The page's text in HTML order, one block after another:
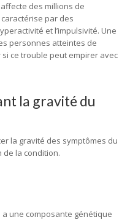
des millions de
par des
et l’impulsivité. Une
personnes atteintes de
ce trouble peut empirer avec
la gravité du
la gravité des symptômes du
de la condition.
a une composante génétique